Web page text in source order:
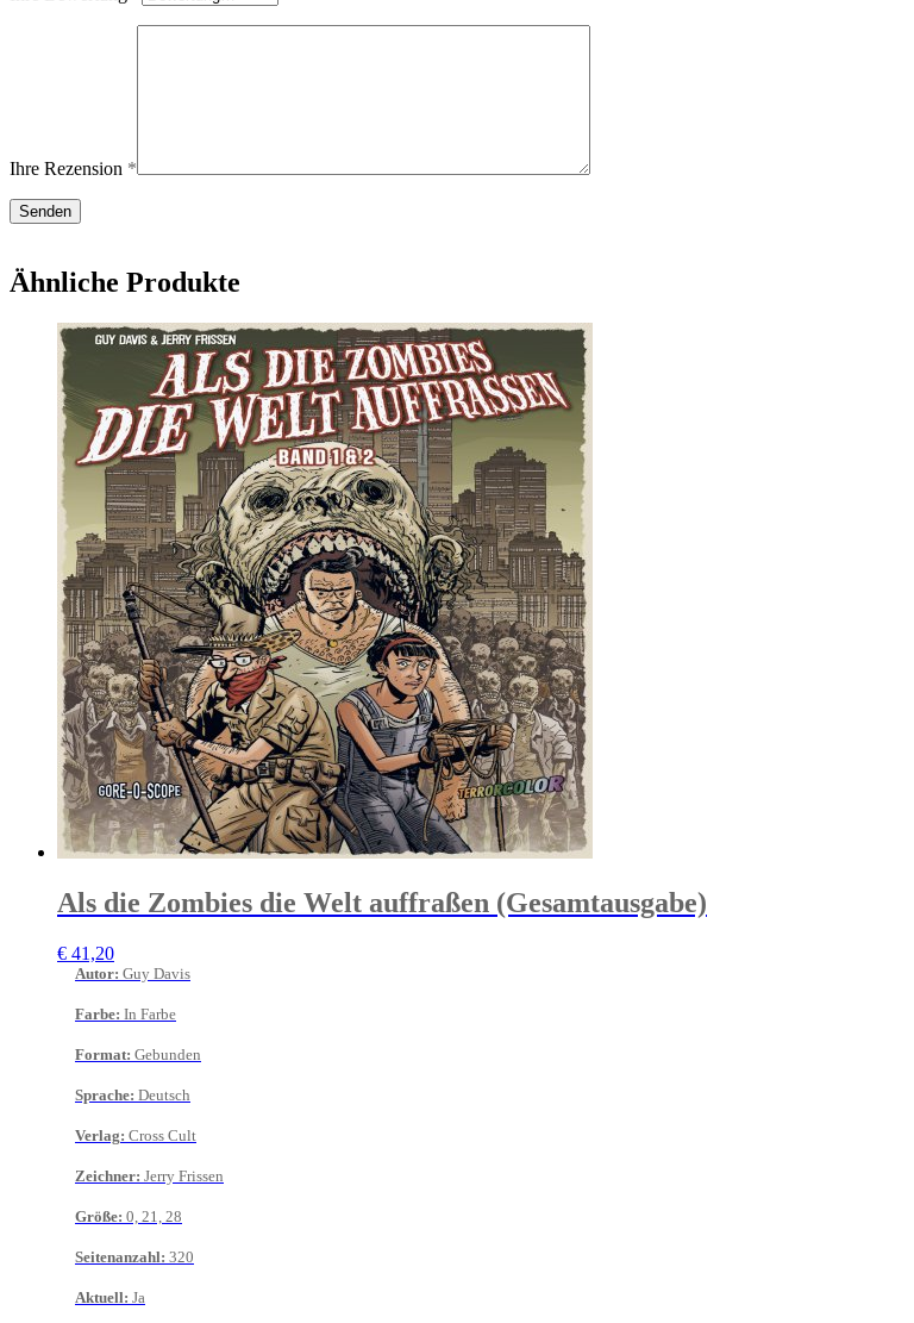
Ihre Rezension *
Ähnliche Produkte
Als die Zombies die Welt auffraßen (Gesamtausgabe)
€ 41,20
Autor: Guy Davis
Farbe: In Farbe
Format: Gebunden
Sprache: Deutsch
Verlag: Cross Cult
Zeichner: Jerry Frissen
Größe: 0, 21, 28
Seitenanzahl: 320
Aktuell: Ja